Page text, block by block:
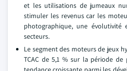
et les utilisations de jumeaux
stimuler les revenus car les
photographique, une
secteurs.
Le segment des moteurs de jeux
TCAC de 5,1 % sur la période